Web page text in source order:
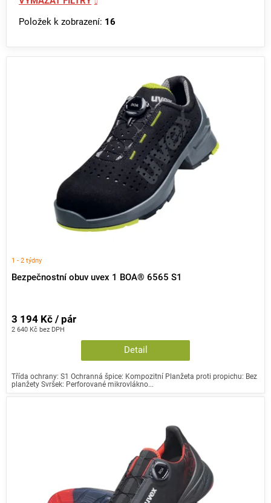
Položek k zobrazení: 16
Bezpečnostní obuv uvex 1 BOA® 6565 S1
1 - 2 týdny
2 640 Kč bez DPH
3 194 Kč / pár
Detail
Třída ochrany: S1 Ochranná špice: Kompozitní Planžeta proti propichu: Bez
planžety Svršek: Perforované mikrovlákno...